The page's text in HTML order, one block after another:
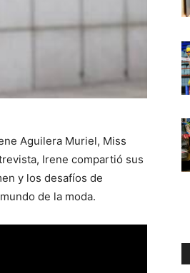
Aguilera Muriel, Miss
Irene compartió sus
y los desafíos de
de la moda.